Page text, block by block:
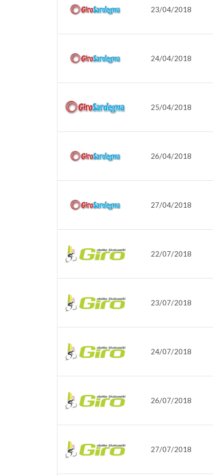
23/04/2018
24/04/2018
25/04/2018
26/04/2018
27/04/2018
22/07/2018
23/07/2018
24/07/2018
26/07/2018
27/07/2018